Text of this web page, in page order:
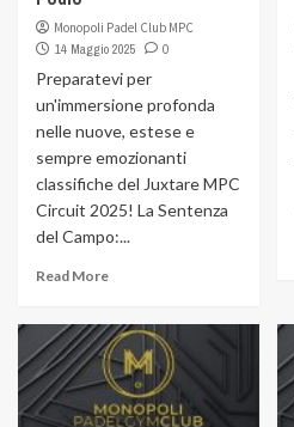
Monopoli Padel Club MPC
14 Maggio 2025
0
Preparatevi per
un'immersione profonda
nelle nuove, estese e
sempre emozionanti
classifiche del Juxtare MPC
Circuit 2025! La Sentenza
del Campo:...
Read More